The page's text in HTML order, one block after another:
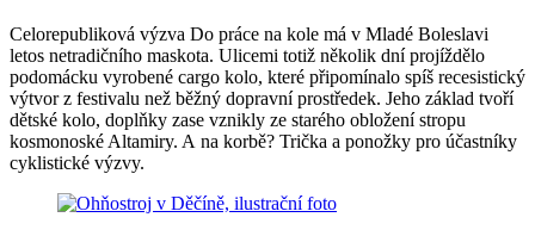
Celorepubliková výzva Do práce na kole má v Mladé Boleslavi
letos netradičního maskota. Ulicemi totiž několik dní projíždělo
podomácku vyrobené cargo kolo, které připomínalo spíš recesistický
výtvor z festivalu než běžný dopravní prostředek. Jeho základ tvoří
dětské kolo, doplňky zase vznikly ze starého obložení stropu
kosmonoské Altamiry. A na korbě? Trička a ponožky pro účastníky
cyklistické výzvy.